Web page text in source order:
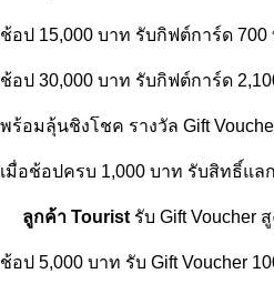
ช้อป 15,000 บาท รับกิฟต์การ์ด 700
ช้อป 30,000 บาท รับกิฟต์การ์ด
พร้อมลุ้นชิงโชค รางวัล Gift
เมื่อช้อปครบ 1,000 บาท รับสิทธิ์แล
ลูกค้า Tourist รับ Gift Voucher
ช้อป 5,000 บาท รับ Gift Voucher